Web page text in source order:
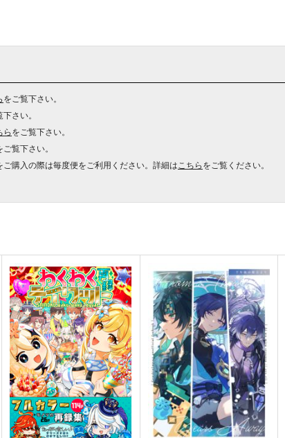
をご覧下さい。
さい。
らをご覧下さい。
ご覧下さい。
購入の際は毎度便をご利用ください。詳細は こちらをご覧ください。